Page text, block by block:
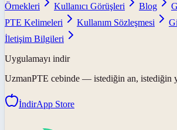
Örnekleri
Kullanıcı Görüşleri Blog
PTE Kelimeleri
Kullanım Sözleşmesi
İletişim Bilgileri
Uygulamayı indir
UzmanPTE cebinde — istediğin an, istediğin
İndirApp Store